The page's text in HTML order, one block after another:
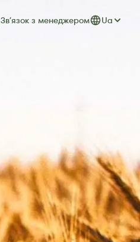
Звʼязок з менеджером Ua